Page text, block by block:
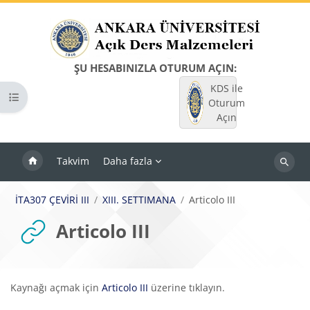
ŞU HESABINIZLA OTURUM AÇIN:
KDS ile
Oturum
Açın
Takvim Daha fazla
Dersleri
Kurs dizinini aç
İTA307 ÇEVİRİ III XIII. SETTIMANA Articolo III
Articolo III
Tamamlama Gereklilikleri
Kaynağı açmak için Articolo III üzerine tıklayın.